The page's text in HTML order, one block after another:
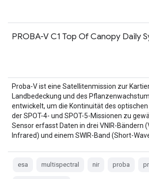
PROBA-V C1 Top Of Canopy Daily
Proba-V ist eine Satellitenmission zur
Landbedeckung und des
entwickelt, um die Kontinuität des
der SPOT-4- und SPOT-5-Missionen zu
Sensor erfasst Daten in drei VNIR-Bändern
Infrared) und einem SWIR-Band (Short-Wave
esa multispectral nir proba